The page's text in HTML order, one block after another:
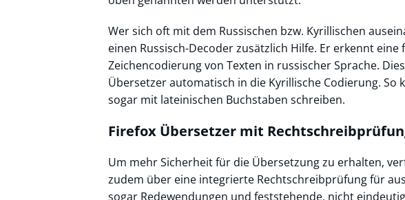
Wer sich oft mit dem Russischen bzw. Kyrillischen
einen Russisch-Decoder zusätzlich Hilfe. Er erkennt eine
Zeichencodierung von Texten in russischer Sprache.
Übersetzer automatisch in die Kyrillische Codierung. So
sogar mit lateinischen Buchstaben schreiben.
Firefox Übersetzer mit
Um mehr Sicherheit für die Übersetzung zu erhalten,
zudem über eine integrierte Rechtschreibprüfung für
sogar Redewendungen und feststehende, nicht